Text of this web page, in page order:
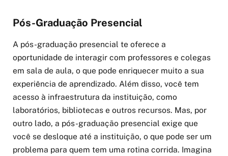
Pós-Graduação Presencial
A pós-graduação presencial te oferece a
oportunidade de interagir com professores e colegas
em sala de aula, o que pode enriquecer muito a sua
experiência de aprendizado. Além disso, você tem
acesso à infraestrutura da instituição, como
laboratórios, bibliotecas e outros recursos. Mas, por
outro lado, a pós-graduação presencial exige que
você se desloque até a instituição, o que pode ser um
problema para quem tem uma rotina corrida. Imagina